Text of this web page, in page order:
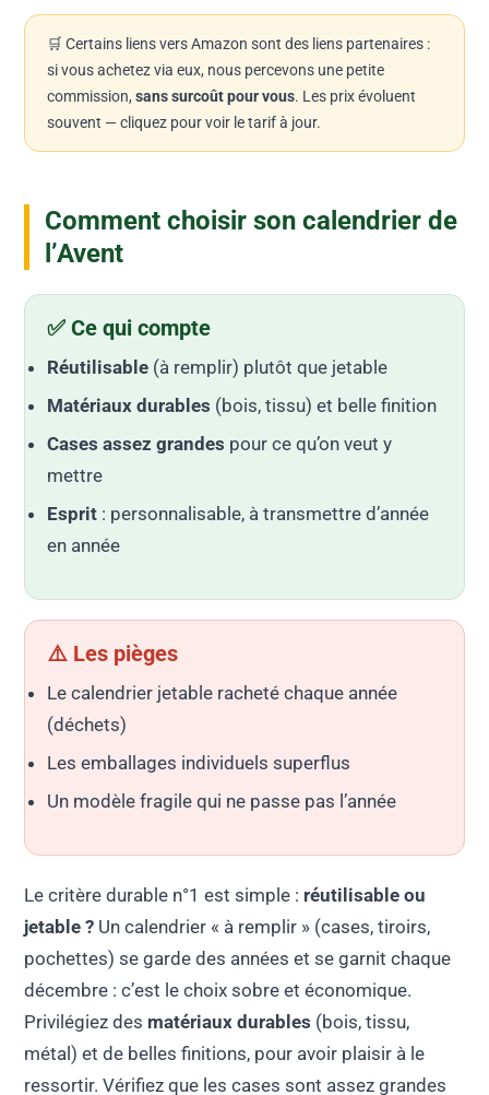
🛒 Certains liens vers Amazon sont des liens partenaires :
si vous achetez via eux, nous percevons une petite
commission,sans surcoût pour vous. Les prix évoluent
souvent — cliquez pour voir le tarif à jour.
Comment choisir son calendrier de
l’Avent
✅ Ce qui compte
Réutilisable (à remplir) plutôt que jetable
Matériaux durables (bois, tissu) et belle finition
Cases assez grandes pour ce qu’on veut y
mettre
Esprit : personnalisable, à transmettre d’année
en année
⚠️ Les pièges
Le calendrier jetable racheté chaque année
(déchets)
Les emballages individuels superflus
Un modèle fragile qui ne passe pas l’année
Le critère durable n°1 est simple : réutilisable ou
jetable ? Un calendrier « à remplir » (cases, tiroirs,
pochettes) se garde des années et se garnit chaque
décembre : c’est le choix sobre et économique.
Privilégiez des matériaux durables (bois, tissu,
métal) et de belles finitions, pour avoir plaisir à le
ressortir. Vérifiez que les cases sont assez grandes